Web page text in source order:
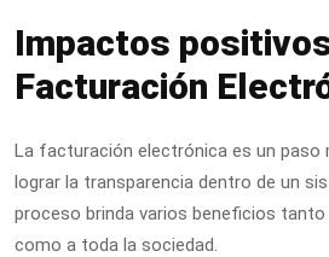
Impactos
Facturación
La facturación electrónica es un paso
lograr la transparencia dentro de un
proceso brinda varios beneficios
como a toda la sociedad.